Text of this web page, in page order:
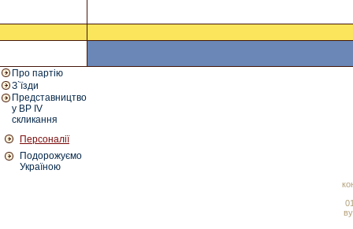
Про партію
З`їзди
Представництво
у ВР IV
скликання
Персоналії
Подорожуємо
Україною